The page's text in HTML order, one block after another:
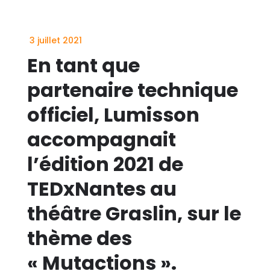
3 juillet 2021
En tant que
partenaire technique
officiel, Lumisson
accompagnait
l’édition 2021 de
TEDxNantes au
théâtre Graslin, sur le
thème des
« Mutactions ».